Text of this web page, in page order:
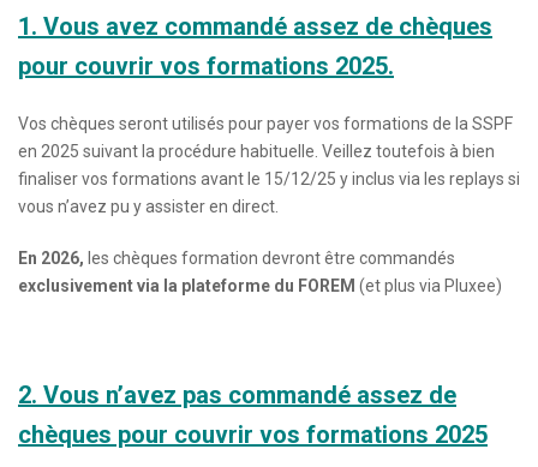
1. Vous avez commandé assez de chèques
pour couvrir vos formations 2025.
Vos chèques seront utilisés pour payer vos formations de la SSPF
en 2025 suivant la procédure habituelle. Veillez toutefois à bien
finaliser vos formations avant le 15/12/25 y inclus via les replays si
vous n’avez pu y assister en direct.
En 2026, les chèques formation devront être commandés
exclusivementvia la plateforme du FOREM (et plus via Pluxee)
2. Vous n’avez pas commandé assez de
chèques pour couvrir vos formations 2025